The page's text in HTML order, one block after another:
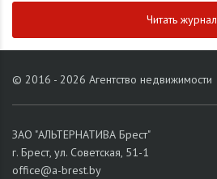
Читать журнал
© 2016 - 2026 Агентство недвижимости
ЗАО "АЛЬТЕРНАТИВА Брест"
г. Брест, ул. Советская, 51-1
office@a-brest.by